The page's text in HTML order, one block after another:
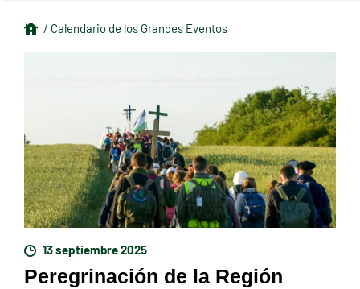
/ Calendario de los Grandes Eventos
13 septiembre 2025
Peregrinación de la Región